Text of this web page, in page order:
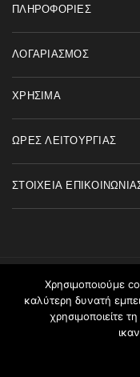
ΠΛΗΡΟΦΟΡΊΕΣ
ΛΟΓΑΡΙΑΣΜΌΣ
ΧΡΉΣΙΜΑ
ΏΡΕΣ ΛΕΙΤΟΥΡΓΊΑΣ
ΣΤΟΙΧΕΊΑ
©2026
Χρησιμοποιούμε
καλύτερη δυνατή
χρησιμοποιείτε